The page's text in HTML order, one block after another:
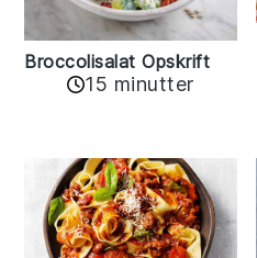
Broccolisalat Opskrift
15 minutter